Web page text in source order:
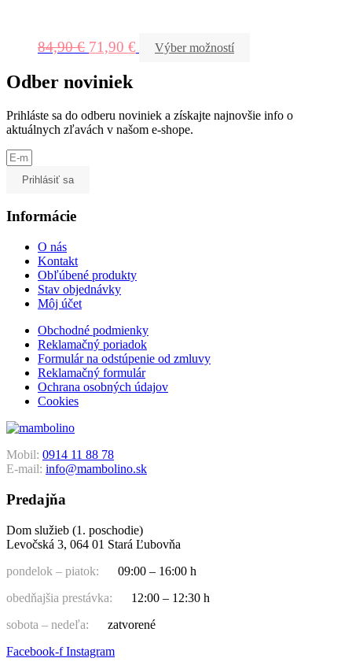
84,90€ 71,90 € Výber možností
Odber noviniek
Prihláste sa do odberu noviniek a získajte najnovšie info o
aktuálnych zľavách v našom e-shope.
Prihlásiť sa
Informácie
O nás
Kontakt
Obľúbené produkty
Stav objednávky
Môj účet
Obchodné podmienky
Reklamačný poriadok
Formulár na odstúpenie od zmluvy
Reklamačný formulár
Ochrana osobných údajov
Cookies
Mobil: 0914 11 88 78
E-mail: info@mambolino.sk
Predajňa
Dom služieb (1. poschodie)
Levočská 3, 064 01 Stará Ľubovňa
pondelok – piatok:
09:00 – 16:00 h
obedňajšia prestávka:
12:00 – 12:30 h
sobota – nedeľa:
zatvorené
Facebook-f Instagram